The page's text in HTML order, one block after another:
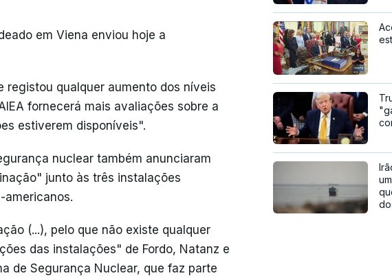
em Viena enviou hoje a
registou qualquer aumento dos níveis
fornecerá mais avaliações sobre a
estiverem disponíveis".
nuclear também anunciaram
junto às três instalações
americanos.
(...), pelo que não existe qualquer
das instalações" de Fordo, Natanz e
de Segurança Nuclear, que faz parte